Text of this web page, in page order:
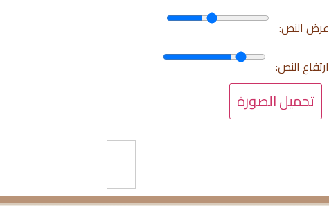
عرض النص:
ارتفاع النص:
تحميل الصورة